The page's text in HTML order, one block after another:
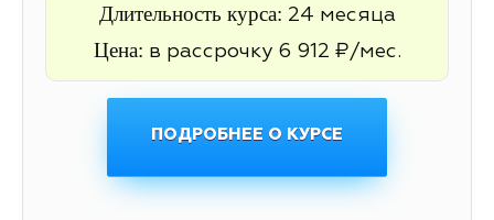
Длительность курса: 24 месяца
Цена: в рассрочку 6 912 ₽/мес.
ПОДРОБНЕЕ О КУРСЕ